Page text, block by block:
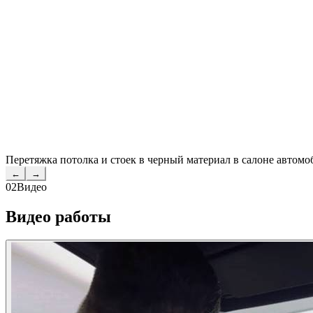
Перетяжка потолка и стоек в черный материал в салоне
← →
02Видео
Видео работы